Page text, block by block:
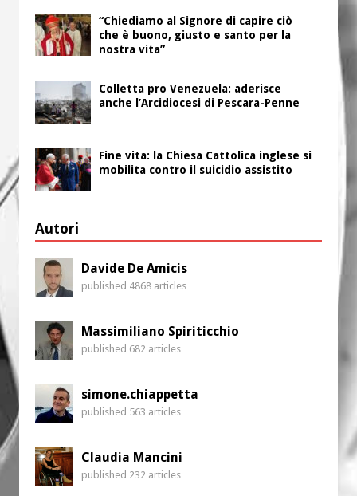
“Chiediamo al Signore di capire ciò
che è buono, giusto e santo per la
nostra vita”
Colletta pro Venezuela: aderisce
anche l’Arcidiocesi di Pescara-Penne
Fine vita: la Chiesa Cattolica inglese si
mobilita contro il suicidio assistito
Autori
Davide De Amicis
published 4868 articles
Massimiliano Spiriticchio
published 682 articles
simone.chiappetta
published 563 articles
Claudia Mancini
published 232 articles